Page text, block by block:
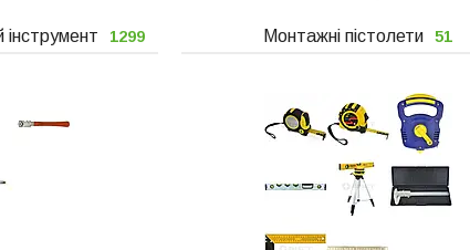
1299 Монтажні пістолети 51